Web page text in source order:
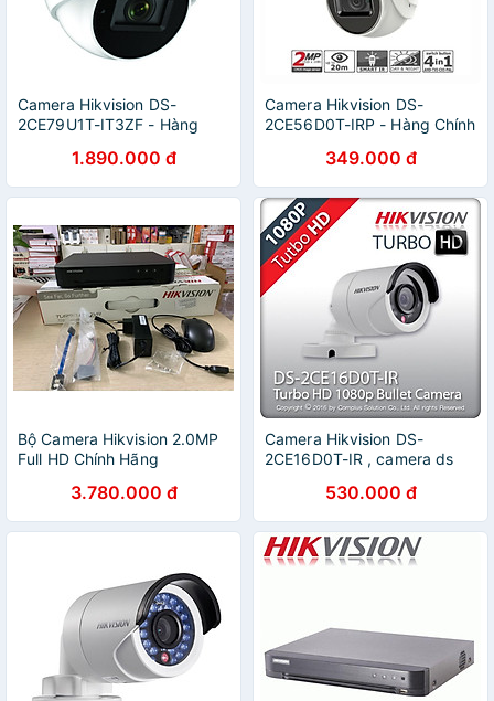
Camera Hikvision DS-
2CE79U1T-IT3ZF - Hàng
1.890.000 đ
Camera Hikvision DS-
2CE56D0T-IRP - Hàng Chính
349.000 đ
Bộ Camera Hikvision 2.0MP
Full HD Chính Hãng
3.780.000 đ
Camera Hikvision DS-
2CE16D0T-IR , camera ds
530.000 đ